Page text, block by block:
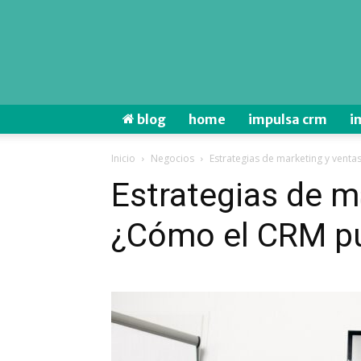
blog home impulsa crm
Inicio Negocios Estrategias de marketing y
Estrategias de
¿Cómo el CRM